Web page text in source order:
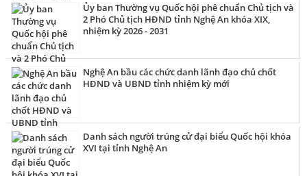
Ủy ban Thường vụ Quốc hội phê chuẩn Chủ tịch và
2 Phó Chủ tịch HĐND tỉnh Nghệ An khóa XIX,
nhiệm kỳ 2026 - 2031
Nghệ An bầu các chức danh lãnh đạo chủ chốt
HĐND và UBND tỉnh nhiệm kỳ mới
Danh sách người trúng cử đại biểu Quốc hội khóa
XVI tại tỉnh Nghệ An